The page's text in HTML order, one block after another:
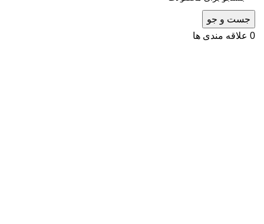
جست و جو
0 علاقه مندی ها